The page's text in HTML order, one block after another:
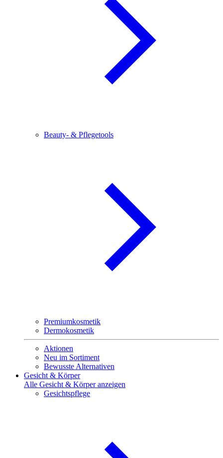
Beauty- & Pflegetools
Premiumkosmetik
Dermokosmetik
Aktionen
Neu im Sortiment
Bewusste Alternativen
Gesicht & Körper
Alle Gesicht & Körper anzeigen
Gesichtspflege